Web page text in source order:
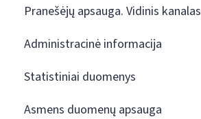
Pranešėjų apsauga. Vidinis kanalas
Administracinė informacija
Statistiniai duomenys
Asmens duomenų apsauga